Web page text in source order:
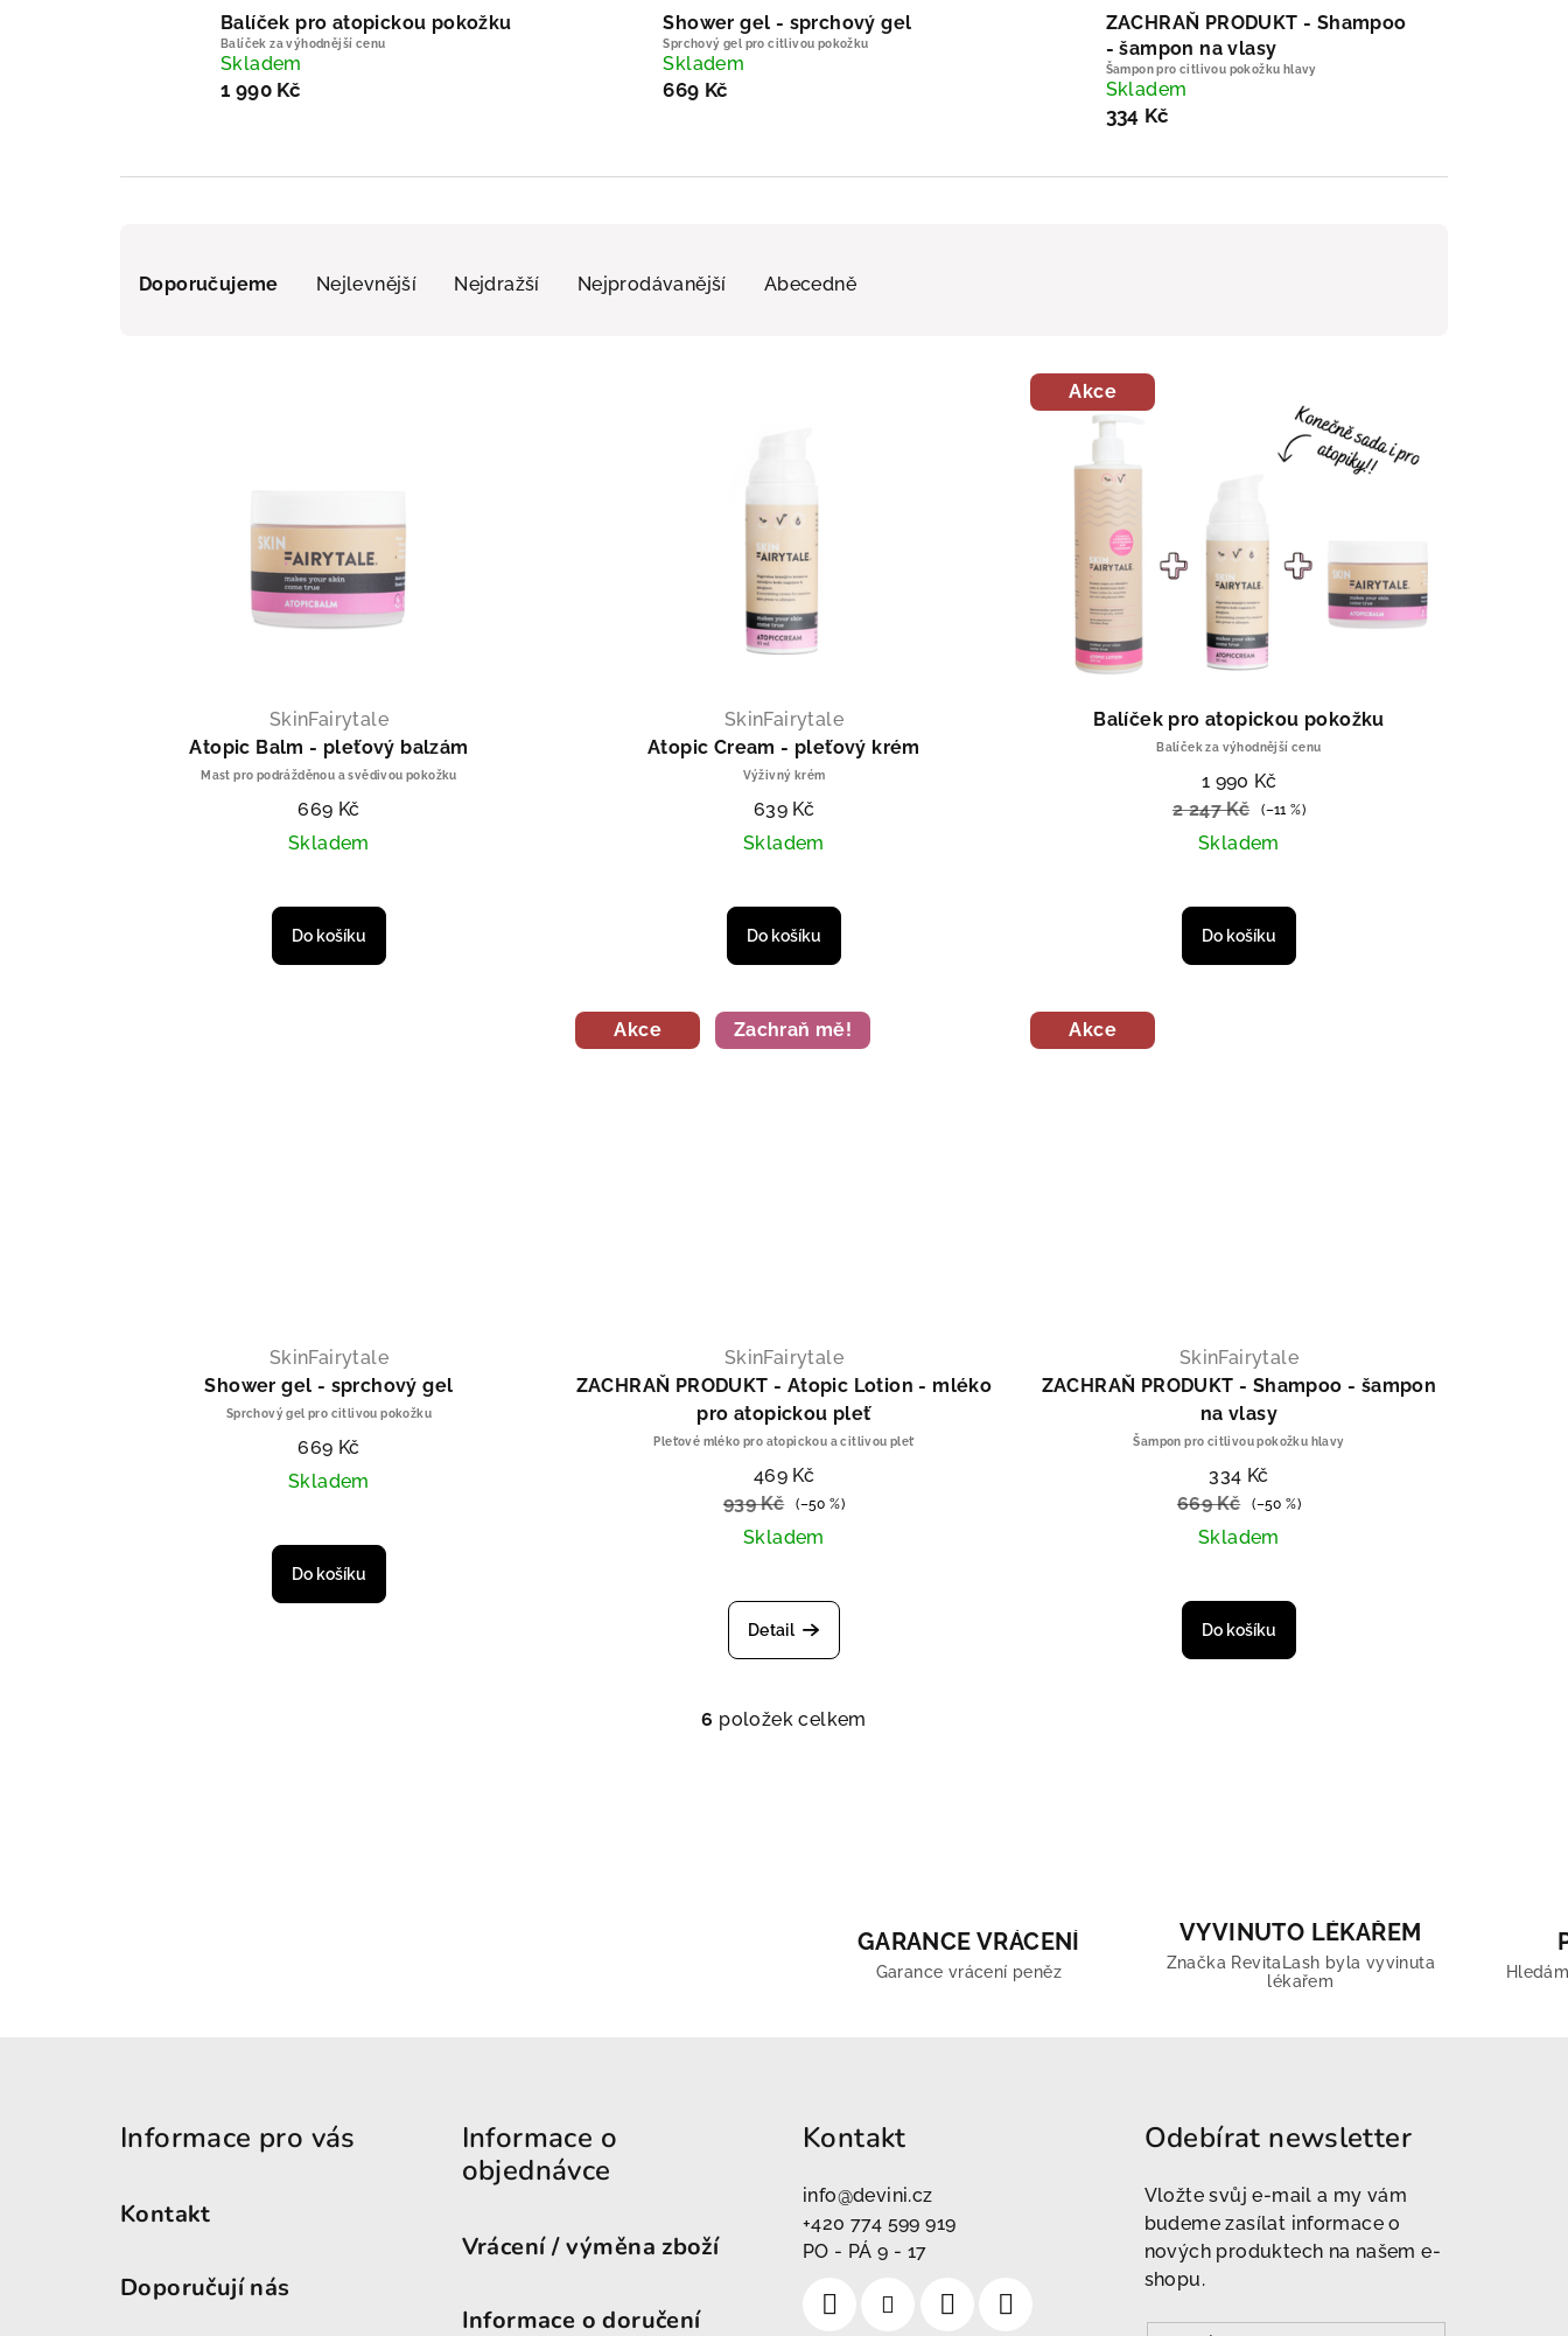
Balíček pro atopickou pokožku
Balíček za výhodnější cenu
Skladem
1 990 Kč
Shower gel - sprchový gel
Sprchový gel pro citlivou pokožku
Skladem
669 Kč
ZACHRAŇ PRODUKT - Shampoo
- šampon na vlasy
Šampon pro citlivou pokožku hlavy
Skladem
334 Kč
Doporučujeme Nejlevnější Nejdražší Nejprodávanější Abecedně
SkinFairytale
Atopic Balm - pleťový balzám
Mast pro podrážděnou a svědivou pokožku
669 Kč
Skladem
Do košíku
SkinFairytale
Atopic Cream - pleťový krém
Výživný krém
639 Kč
Skladem
Do košíku
Akce
Balíček pro atopickou pokožku
Balíček za výhodnější cenu
1 990 Kč
2 247 Kč
(–11 %)
Skladem
Do košíku
SkinFairytale
Shower gel - sprchový gel
Sprchový gel pro citlivou pokožku
669 Kč
Skladem
Do košíku
Akce Zachraň mě!
SkinFairytale
ZACHRAŇ PRODUKT - Atopic Lotion - mléko
pro atopickou pleť
Pleťové mléko pro atopickou a citlivou pleť
469 Kč
939 Kč
(–50 %)
Skladem
Detail
Akce
SkinFairytale
ZACHRAŇ PRODUKT - Shampoo - šampon
na vlasy
Šampon pro citlivou pokožku hlavy
334 Kč
669 Kč
(–50 %)
Skladem
Do košíku
Ovládací prvky výpisu
6 položek celkem
GARANCE VRÁCENÍ
Garance vrácení peněz
VYVINUTO LÉKAŘEM
Značka RevitaLash byla vyvinuta
lékařem
Informace pro vás
Kontakt
Doporučují nás
Informace o
objednávce
Vrácení / výměna zboží
Informace o doručení
Kontakt
info@devini.cz
+420 774 599 919
PO - PÁ 9 - 17
Odebírat newsletter
Vložte svůj e-mail a my vám
budeme zasílat informace o
nových produktech na našem e-
shopu.
Kam vám máme poslat slevový kód?